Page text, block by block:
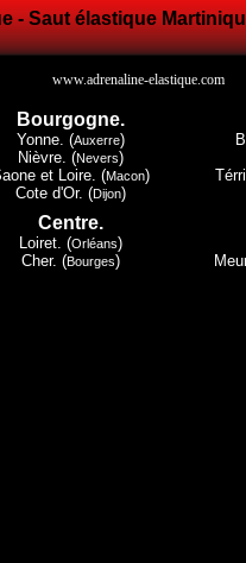
- Saut élastique
Bourgogne.
Yonne. (Auxerre)
Nièvre. (Nevers)
et Loire. (Macon)
Cote d'Or. (Dijon)
Centre.
Loiret. (Orléans)
Cher. (Bourges)
www.adrenaline-elastique.com